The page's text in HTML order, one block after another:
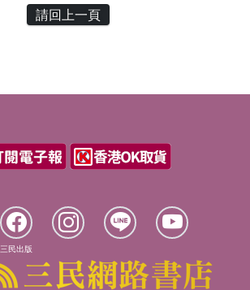
請回上一頁
三民出版